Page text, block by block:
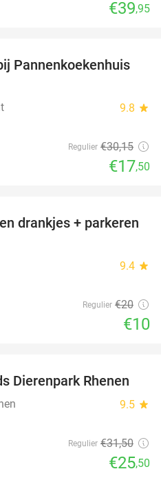
€39,95
42%
Pannenkoekenhuis
9.8 star
Regulier €30,15
€17,50
50%
drankjes + parkeren
9.4 star
Regulier €20
€10
19%
Dierenpark Rhenen
9.5 star
Regulier €31,50
€25,50